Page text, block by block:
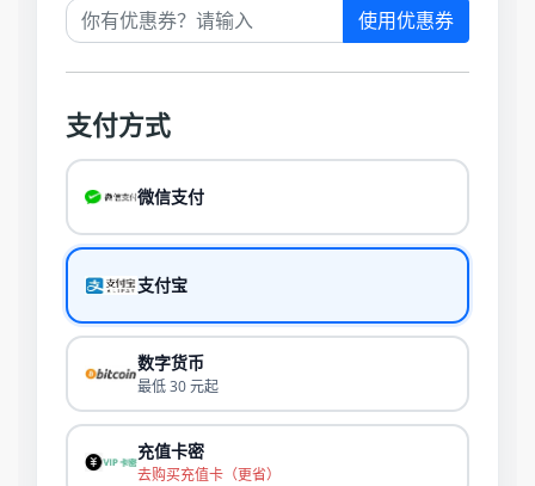
使用优惠券
支付方式
微信支付
支付宝
数字货币
最低 30 元起
充值卡密
去购买充值卡（更省）